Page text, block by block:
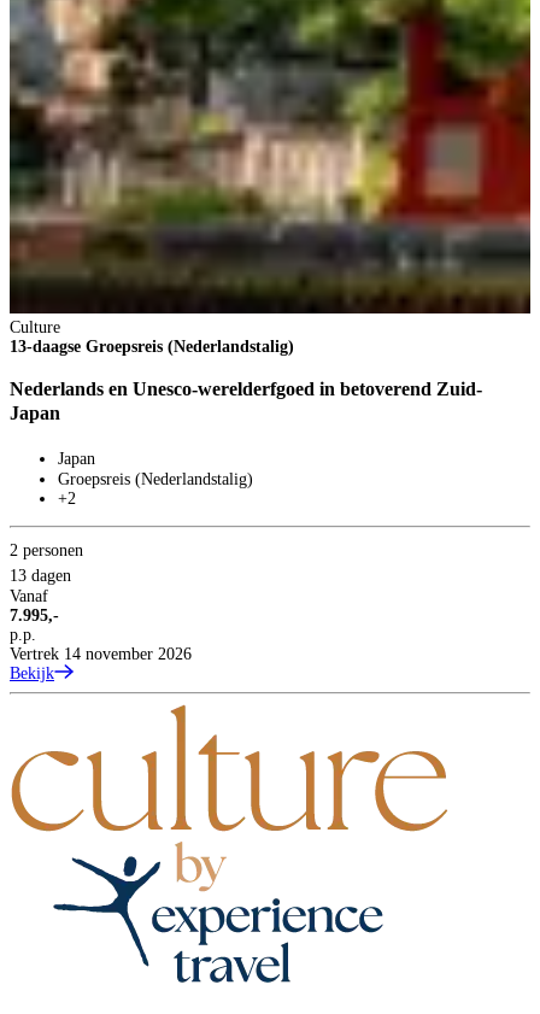
Culture
13-daagse Groepsreis (Nederlandstalig)
Nederlands en Unesco-werelderfgoed in betoverend Zuid-
Japan
Japan
Groepsreis (Nederlandstalig)
+2
2 personen
13 dagen
Vanaf
7.995,-
p.p.
Vertrek 14 november 2026
Bekijk